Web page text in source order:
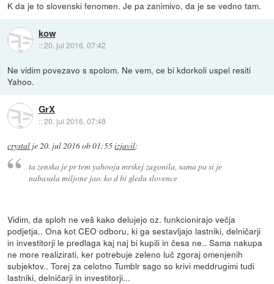
K da je to slovenski fenomen. Je pa zanimivo, da je se vedno tam.
kow
::20. jul 2016, 07:42
Ne vidim povezavo s spolom. Ne vem, ce bi kdorkoli uspel resiti
Yahoo.
GrX
::20. jul 2016, 07:48
crystal je20. jul 2016 ob 01:55izjavil:
ta zenska je pr tem yahooju mrskej zagonila, sama pa si je
nabasala miljone jao. ko d bi gledu slovence
Vidim, da sploh ne veš kako delujejo oz. funkcionirajo večja
podjetja.. Ona kot CEO odboru, ki ga sestavljajo lastniki, delničarji
in investitorji le predlaga kaj naj bi kupili in česa ne.. Sama nakupa
ne more realizirati, ker potrebuje zeleno luč zgoraj omenjenih
subjektov.. Torej za celotno Tumblr sago so krivi meddrugimi tudi
lastniki, delničarji in investitorji...